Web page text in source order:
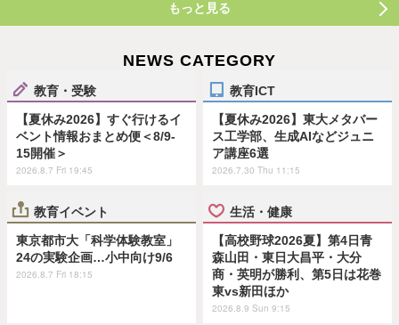
もっと見る
NEWS CATEGORY
教育・受験
【夏休み2026】すぐ行けるイ
ベント情報おまとめ便＜8/9-
15開催＞
2026.8.7 Fri 19:45
教育ICT
【夏休み2026】東大メタバー
ス工学部、生成AIなどジュニ
ア講座6選
2026.7.30 Thu 11:15
教育イベント
東京都市大「科学体験教室」
24の実験企画…小中向け9/6
2026.8.7 Fri 18:15
生活・健康
【高校野球2026夏】第4日青
森山田・東日大昌平・大分
商・英明が勝利、第5日は花巻
東vs新田ほか
2026.8.9 Sun 9:15